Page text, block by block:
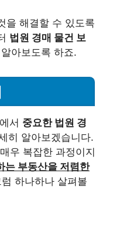
을 해결할 수 있도록
법원 경매 물건 보
아보도록 하죠.
서 중요한 법원 경
히 알아보겠습니다.
우 복잡한 과정이지
는 부동산을 저렴한
하나하나 살펴볼